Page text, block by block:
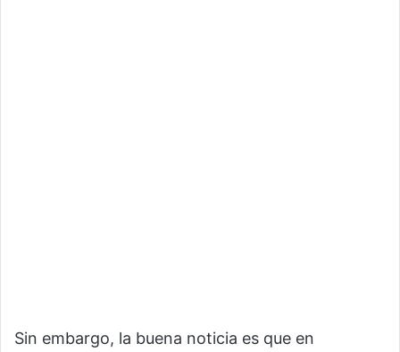
Sin embargo, la buena noticia es que en